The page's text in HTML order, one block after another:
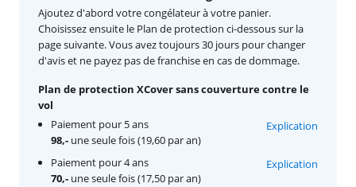
Ajoutez d'abord votre congélateur à votre panier.
Choisissez ensuite le Plan de protection ci-dessous sur la
page suivante. Vous avez toujours 30 jours pour changer
d'avis et ne payez pas de franchise en cas de dommage.
Plan de protection XCover sans couverture contre le
vol
Paiement pour 5 ans
98,- une seule fois (19,60 par an)
Explication
Paiement pour 4 ans
70,- une seule fois (17,50 par an)
Explication